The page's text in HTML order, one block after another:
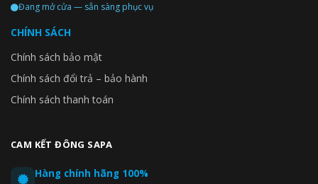
Đang mở cửa — sẵn sàng phục vụ
CHÍNH SÁCH
Chính sách bảo mật
Chính sách đổi trả – bảo hành
Chính sách thanh toán
CAM KẾT ĐÔNG SAPA
Hàng chính hãng 100%